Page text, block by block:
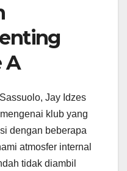
A
Jay Idzes
klub yang
dengan beberapa
atmosfer internal
tidak diambil